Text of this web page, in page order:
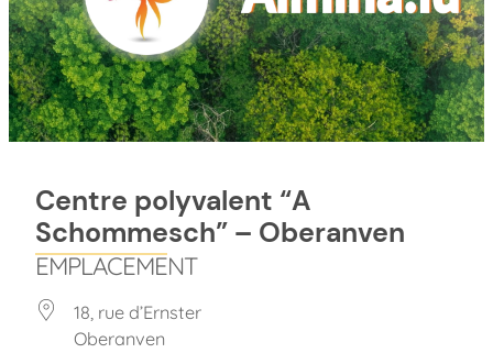
Centre polyvalent “A
Schommesch” – Oberanven
EMPLACEMENT
18, rue d’Ernster
Oberanven